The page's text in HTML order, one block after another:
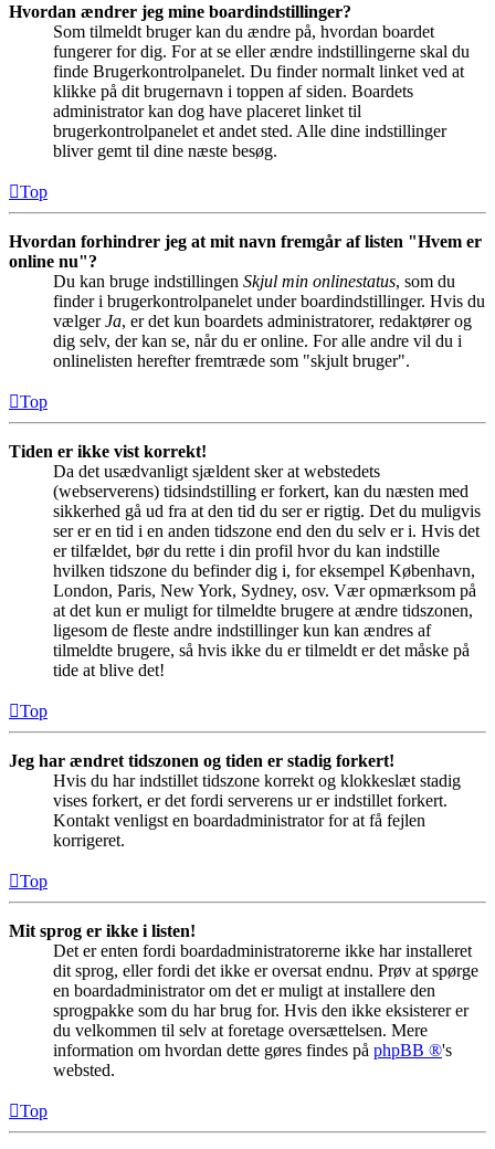
Hvordan ændrer jeg mine boardindstillinger?
Som tilmeldt bruger kan du ændre på, hvordan boardet
fungerer for dig. For at se eller ændre indstillingerne skal du
finde Brugerkontrolpanelet. Du finder normalt linket ved at
klikke på dit brugernavn i toppen af siden. Boardets
administrator kan dog have placeret linket til
brugerkontrolpanelet et andet sted. Alle dine indstillinger
bliver gemt til dine næste besøg.
Top
Hvordan forhindrer jeg at mit navn fremgår af listen "Hvem er
online nu"?
Du kan bruge indstillingen Skjul min onlinestatus, som du
finder i brugerkontrolpanelet under boardindstillinger. Hvis du
vælgerJa, er det kun boardets administratorer, redaktører og
dig selv, der kan se, når du er online. For alle andre vil du i
onlinelisten herefter fremtræde som "skjult bruger".
Top
Tiden er ikke vist korrekt!
Da det usædvanligt sjældent sker at webstedets
(webserverens) tidsindstilling er forkert, kan du næsten med
sikkerhed gå ud fra at den tid du ser er rigtig. Det du muligvis
ser er en tid i en anden tidszone end den du selv er i. Hvis det
er tilfældet, bør du rette i din profil hvor du kan indstille
hvilken tidszone du befinder dig i, for eksempel København,
London, Paris, New York, Sydney, osv. Vær opmærksom på
at det kun er muligt for tilmeldte brugere at ændre tidszonen,
ligesom de fleste andre indstillinger kun kan ændres af
tilmeldte brugere, så hvis ikke du er tilmeldt er det måske på
tide at blive det!
Top
Jeg har ændret tidszonen og tiden er stadig forkert!
Hvis du har indstillet tidszone korrekt og klokkeslæt stadig
vises forkert, er det fordi serverens ur er indstillet forkert.
Kontakt venligst en boardadministrator for at få fejlen
korrigeret.
Top
Mit sprog er ikke i listen!
Det er enten fordi boardadministratorerne ikke har installeret
dit sprog, eller fordi det ikke er oversat endnu. Prøv at spørge
en boardadministrator om det er muligt at installere den
sprogpakke som du har brug for. Hvis den ikke eksisterer er
du velkommen til selv at foretage oversættelsen. Mere
information om hvordan dette gøres findes på phpBB ®'s
websted.
Top